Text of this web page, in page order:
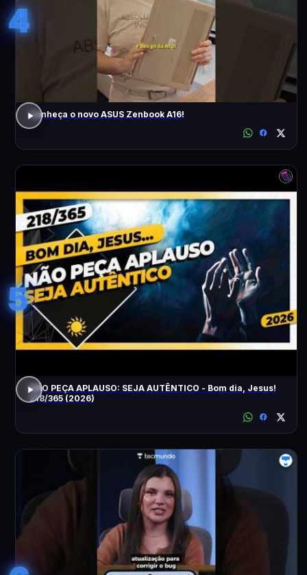
4
Conheça o novo ASUS Zenbook A16!
5
NÃO PEÇA APLAUSO: SEJA AUTÊNTICO - Bom dia, Jesus!
218/365 (2026)